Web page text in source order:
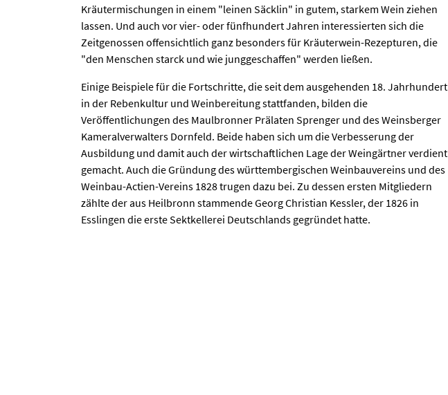
Kräutermischungen in einem "leinen Säcklin" in gutem, starkem Wein ziehen
lassen. Und auch vor vier- oder fünfhundert Jahren interessierten sich die
Zeitgenossen offensichtlich ganz besonders für Kräuterwein-Rezepturen, die
"den Menschen starck und wie junggeschaffen" werden ließen.
Einige Beispiele für die Fortschritte, die seit dem ausgehenden 18. Jahrhundert
in der Rebenkultur und Weinbereitung stattfanden, bilden die
Veröffentlichungen des Maulbronner Prälaten Sprenger und des Weinsberger
Kameralverwalters Dornfeld. Beide haben sich um die Verbesserung der
Ausbildung und damit auch der wirtschaftlichen Lage der Weingärtner verdient
gemacht. Auch die Gründung des württembergischen Weinbauvereins und des
Weinbau-Actien-Vereins 1828 trugen dazu bei. Zu dessen ersten Mitgliedern
zählte der aus Heilbronn stammende Georg Christian Kessler, der 1826 in
Esslingen die erste Sektkellerei Deutschlands gegründet hatte.